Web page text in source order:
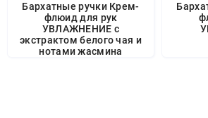
Бархатные ручки Крем-
флюид для рук
УВЛАЖНЕНИЕ с
экстрактом белого чая и
нотами жасмина